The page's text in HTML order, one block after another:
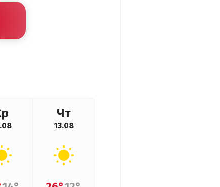
Чт
13.08